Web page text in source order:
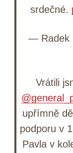
srdečné.
— Radek
Vrátili
upřímně
podporu v
Pavla v